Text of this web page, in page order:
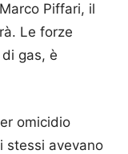
Piffari, il
Le forze
gas, è
omicidio
stessi avevano